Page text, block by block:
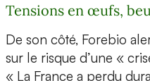
Tensions en œufs,
De son côté, Forebio
sur le risque d’une «
« La France a perdu